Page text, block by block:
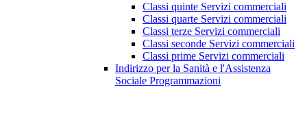
Classi quinte Servizi commerciali
Classi quarte Servizi commerciali
Classi terze Servizi commerciali
Classi seconde Servizi commerciali
Classi prime Servizi commerciali
Indirizzo per la Sanità e l'Assistenza
Sociale Programmazioni